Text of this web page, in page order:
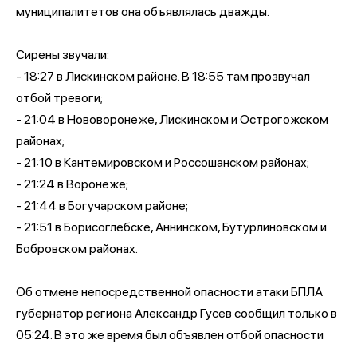
муниципалитетов она объявлялась дважды.
Сирены звучали:
- 18:27 в Лискинском районе. В 18:55 там прозвучал
отбой тревоги;
- 21:04 в Нововоронеже, Лискинском и Острогожском
районах;
- 21:10 в Кантемировском и Россошанском районах;
- 21:24 в Воронеже;
- 21:44 в Богучарском районе;
- 21:51 в Борисоглебске, Аннинском, Бутурлиновском и
Бобровском районах.
Об отмене непосредственной опасности атаки БПЛА
губернатор региона Александр Гусев сообщил только в
05:24. В это же время был объявлен отбой опасности